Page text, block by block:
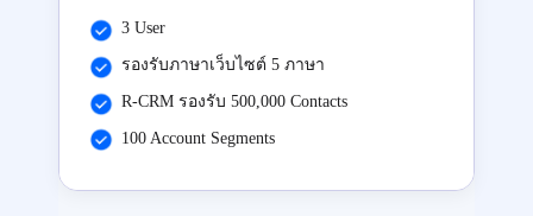
3 User
รองรับภาษาเว็บไซต์ 5 ภาษา
R-CRM รองรับ 500,000 Contacts
100 Account Segments